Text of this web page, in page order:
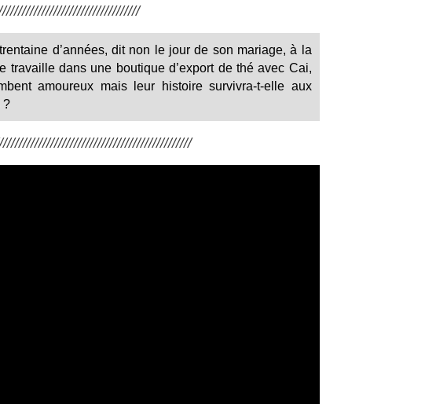
d’années, dit non le jour de son mariage, à la
travaille dans une boutique d’export de thé avec Cai,
amoureux mais leur histoire survivra-t-elle aux
?